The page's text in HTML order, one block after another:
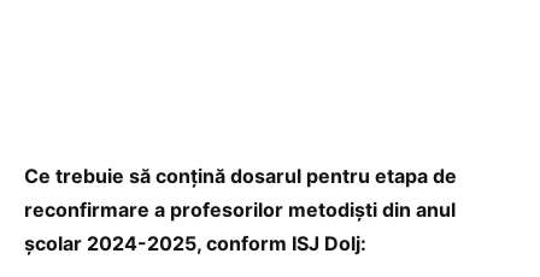
Ce trebuie să conțină dosarul pentru etapa de
reconfirmare a profesorilor metodiști din anul
școlar 2024-2025, conform ISJ Dolj: